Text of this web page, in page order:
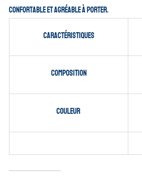
confortable et agréable à porter.
Caractéristiques
composition
couleur